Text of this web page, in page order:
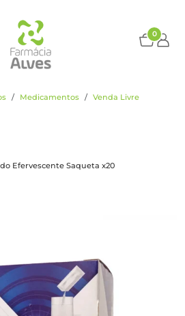
0
Medicamentos Venda Livre
Efervescente Saqueta x20